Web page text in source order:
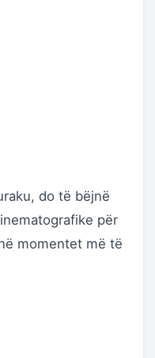
do të bëjnë
për
momentet më të